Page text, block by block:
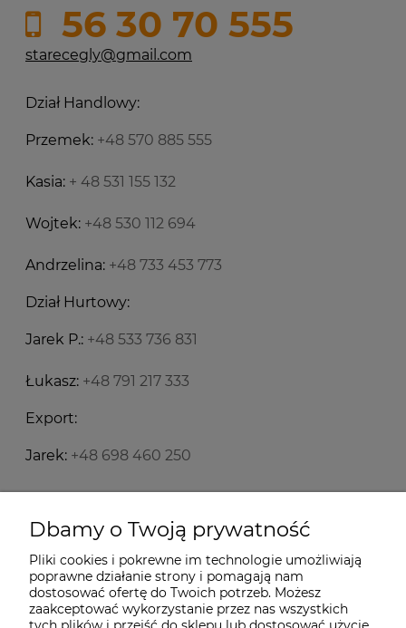
56 30 70 555
starecegly@gmail.com
Dział Handlowy:
Przemek: +48 570 885 555
Kasia: + 48 531 155 132
Wojtek: +48 530 112 694
Andrzelina: +48 733 453 773
Dział Hurtowy:
Jarek P.: +48 533 736 831
Łukasz: +48 791 217 333
Export:
Jarek: +48 698 460 250
Starecegly.com
Płatności i dostawa
Dbamy o Twoją prywatność
Pliki cookies i pokrewne im technologie umożliwiają
poprawne działanie strony i pomagają nam
dostosować ofertę do Twoich potrzeb. Możesz
zaakceptować wykorzystanie przez nas wszystkich